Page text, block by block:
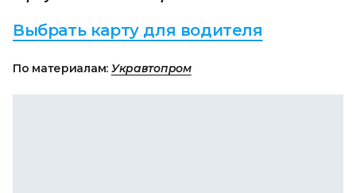
Выбрать карту для водителя
По материалам: Укравтопром